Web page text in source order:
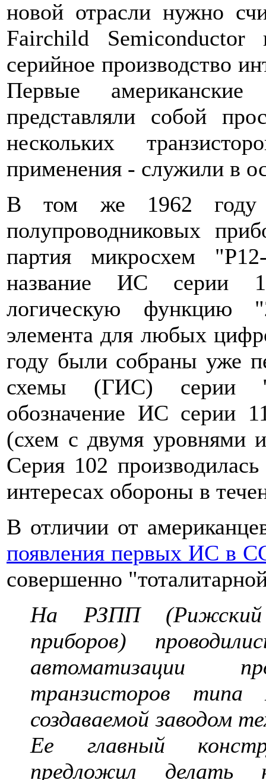
новой отрасли нужно
Fairchild Semiconductor
серийное производство
Первые
представляли собой
нескольких
применения - служили в
В том же 1962 году
полупроводниковых
партия микросхем
название ИС серии
логическую функцию
элемента для любых
году были собраны уже
схемы (ГИС) серии
обозначение ИС серии
(схем с двумя уровнями
Серия 102
интересах обороны в
В отличии от
появления первых ИС в
совершенно
На РЗПП (Рижский
приборов)
автоматизации
транзисторов
создаваемой заводом
Ее главный
предложил делать